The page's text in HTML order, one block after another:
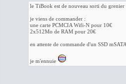
le TiBook est de nouveau sorti du grenier
je viens de commander :
une carte PCMCIA Wifi-N pour 10€
2x512Mo de RAM pour 20€
en attente de commande d'un SSD
je m'ennuie